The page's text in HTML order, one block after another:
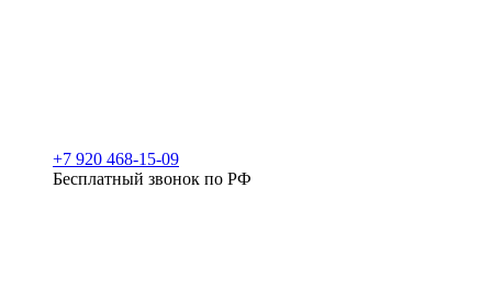
+7 920 468-15-09
Бесплатный звонок по РФ